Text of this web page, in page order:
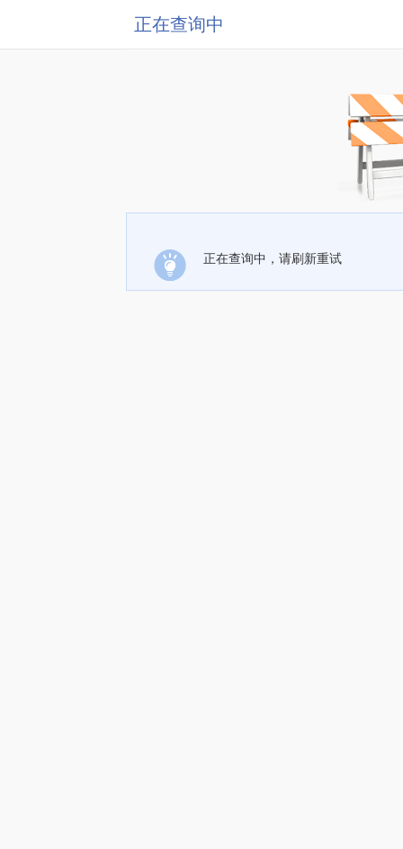
正在查询中
正在查询中，请刷新重试